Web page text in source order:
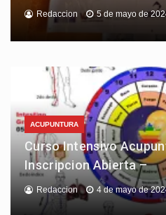
Redaccion 5 de mayo de
ACUPUNTURA
Curso Intensivo
Inscripcion Abierta –
Redaccion 4 de mayo de